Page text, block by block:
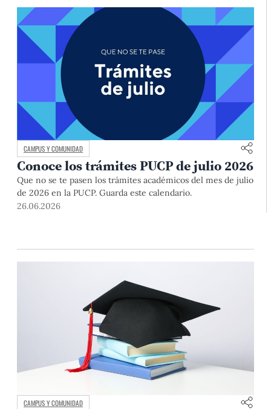
Saavedra.
CAMPUS Y COMUNIDAD
Conoce los trámites PUCP de julio 2026
Que no se te pasen los trámites académicos del mes de julio
de 2026 en la PUCP. Guarda este calendario.
26.06.2026
CAMPUS Y COMUNIDAD